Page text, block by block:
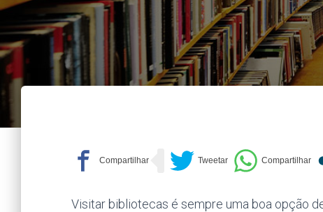
Visitar bibliotecas é sempre uma boa opção